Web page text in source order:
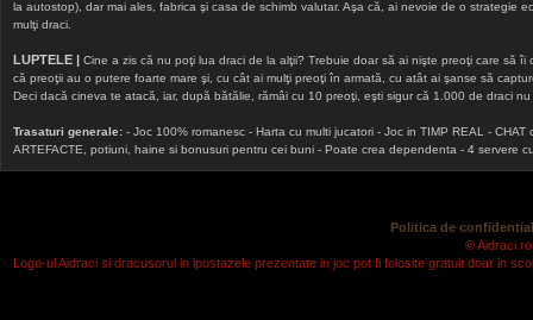
la autostop), dar mai ales, fabrica şi casa de schimb valutar. Aşa că, ai nevoie de o strategie
mulţi draci.
LUPTELE | Cine a zis că nu poţi lua draci de la alţii? Trebuie doar să ai nişte preoţi care să
că preoţii au o putere foarte mare şi, cu cât ai mulţi preoţi în armată, cu atât ai şanse să
Deci dacă cineva te atacă, iar, după bătălie, rămâi cu 10 preoţi, eşti sigur că 1.000 de draci
Trasaturi generale: - Joc 100% romanesc - Harta cu multi jucatori - Joc in TIMP REAL -
ARTEFACTE, potiuni, haine si bonusuri pentru cei buni - Poate crea dependenta - 4 servere
Politica de
©
Logo-ul Aidraci si dracusorul in ipostazele prezentate in joc pot fi folosite gratuit doar in